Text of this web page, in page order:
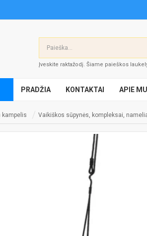
Įveskite raktažodį. Šiame paieškos
PRADŽIA KONTAKTAI APIE
kampelis Vaikiškos sūpynės, kompleksai,